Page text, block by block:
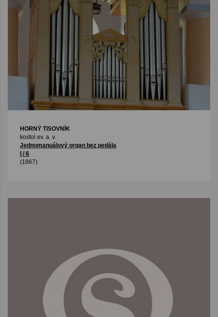
HORNÝ TISOVNÍK
kostol ev. a. v.
Jednomanuálový organ bez pedála
I / 6
(1867)